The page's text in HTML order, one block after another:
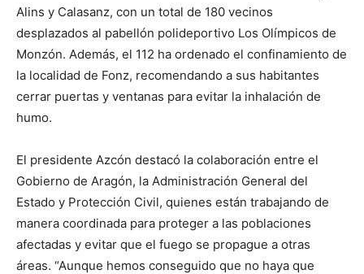
Alins y Calasanz, con un total de 180 vecinos
desplazados al pabellón polideportivo Los Olímpicos de
Monzón. Además, el 112 ha ordenado el confinamiento de
la localidad de Fonz, recomendando a sus habitantes
cerrar puertas y ventanas para evitar la inhalación de
humo.
El presidente Azcón destacó la colaboración entre el
Gobierno de Aragón, la Administración General del
Estado y Protección Civil, quienes están trabajando de
manera coordinada para proteger a las poblaciones
afectadas y evitar que el fuego se propague a otras
áreas. “Aunque hemos conseguido que no haya que